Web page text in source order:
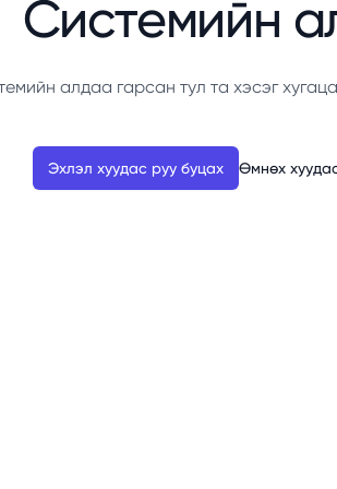
Системийн
алдаа гарсан тул та хэсэг
Эхлэл хуудас руу буцах Өмнөх